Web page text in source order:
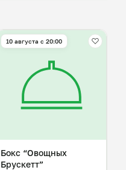
штук;
10 августа с 20:00
Бокс “Овощных
Брускетт”